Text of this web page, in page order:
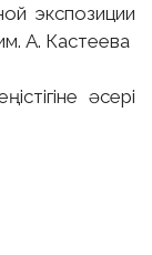
экспозиции
А. Кастеева
әсері